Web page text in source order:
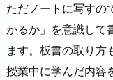
ただノートに写すの
かるか」を意識して
ます。板書の取り方
授業中に学んだ内容